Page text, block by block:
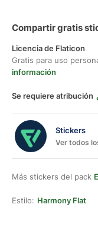
Compartir gratis
Licencia de Flaticon
Gratis para uso
información
Se requiere atribución
Stickers
Ver todos
Más stickers del pack
Estilo: Harmony Flat